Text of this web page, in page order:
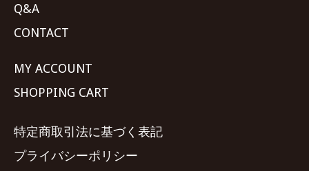
Q&A
CONTACT
MY ACCOUNT
SHOPPING CART
特定商取引法に基づく表記
プライバシーポリシー